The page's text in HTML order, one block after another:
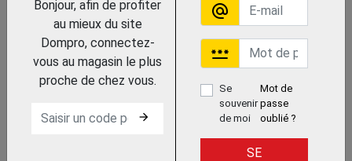
Trouvez le chez votre adhérent
MATIERE "TAILLE HIVERNALE"
Bonjour, afin de profiter
au mieux du site
Dompro, connectez-
vous au magasin le plus
proche de chez vous.
arrow_forward
alternate_email
password
Se
souvenir
de moi
Mot de
passe
oublié ?
SE